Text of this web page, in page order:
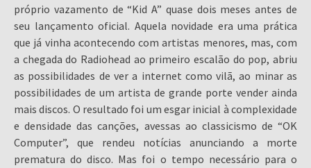
próprio vazamento de “Kid A” quase dois meses antes de
seu lançamento oficial. Aquela novidade era uma prática
que já vinha acontecendo com artistas menores, mas, com
a chegada do Radiohead ao primeiro escalão do pop, abriu
as possibilidades de ver a internet como vilã, ao minar as
possibilidades de um artista de grande porte vender ainda
mais discos. O resultado foi um esgar inicial à complexidade
e densidade das canções, avessas ao classicismo de “OK
Computer”, que rendeu notícias anunciando a morte
prematura do disco. Mas foi o tempo necessário para o